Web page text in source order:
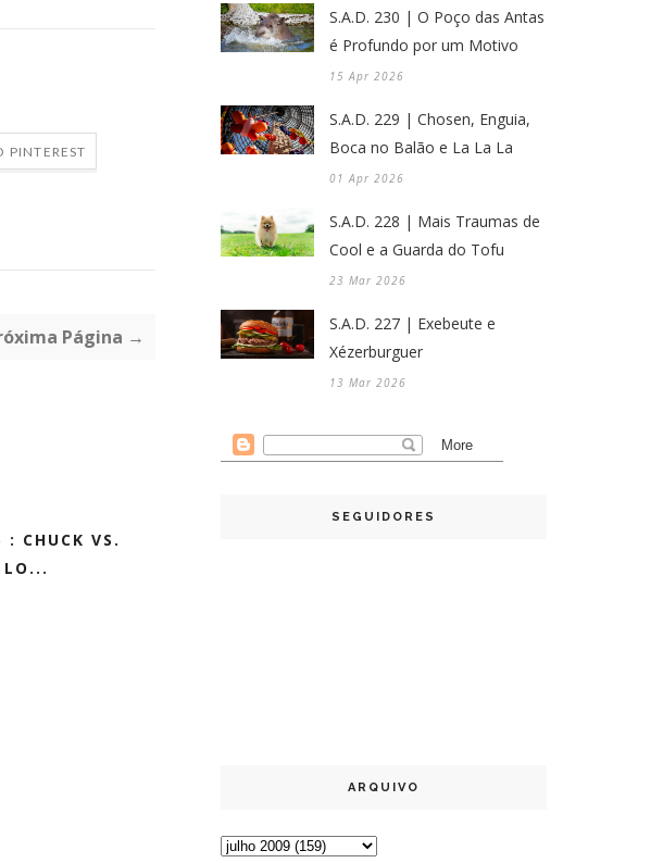
PINTEREST
Página →
: CHUCK VS.
LO...
S.A.D. 230 | O Poço das Antas
é Profundo por um Motivo
15 Apr 2026
S.A.D. 229 | Chosen, Enguia,
Boca no Balão e La La La
01 Apr 2026
S.A.D. 228 | Mais Traumas de
Cool e a Guarda do Tofu
23 Mar 2026
S.A.D. 227 | Exebeute e
Xézerburguer
13 Mar 2026
SEGUIDORES
ARQUIVO